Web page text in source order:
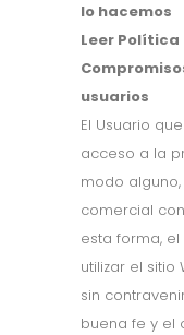
lo hacemos
Leer
usuarios
El Usuario
acceso a la
modo
comercial
esta forma,
utilizar el sitio
sin
buena fe y el